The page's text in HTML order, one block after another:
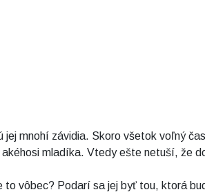
mnohí závidia. Skoro všetok voľný
mladíka. Vtedy ešte netuší, že
vôbec? Podarí sa jej byť tou, ktorá